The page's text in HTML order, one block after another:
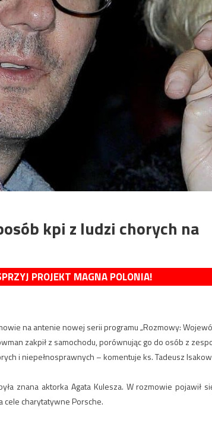
kpi z ludzi chorych na
PROJEKT MAGNA POLONIA!
na antenie nowej serii programu „Rozmowy:
zakpił z samochodu, porównując go do osób z
i niepełnosprawnych – komentuje ks. Tadeusz
znana aktorka Agata Kulesza. W rozmowie pojawił
cele charytatywne Porsche.